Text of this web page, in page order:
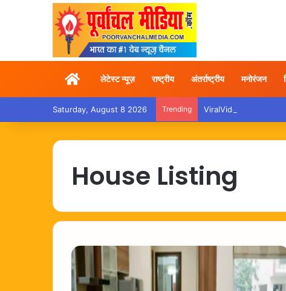
Homeलेटेस्ट न्यूज़ राष्ट्रीय अंतर्राष्ट्रीय मनोरंजन
Saturday, August 8 2026 Trending ViralVideo – ट्रेन में
House Listing